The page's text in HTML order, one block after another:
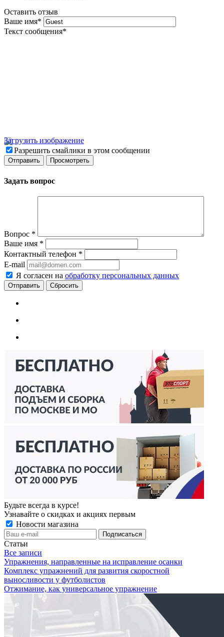
Оставить отзыв
Ваше имя*
Текст сообщения*
Загрузить изображение
Разрешить смайлики в этом сообщении
Задать вопрос
Вопрос *
Ваше имя *
Контактный телефон *
E-mail
Я согласен на обработку персональных данных
Сбросить
Будьте всегда в курсе!
Узнавайте о скидках и акциях первым
Новости магазина
Статьи
Все записи
Упражнения, направленные на исправление осанки
Комплекс упражнений для развития скоростной
выносливости у футболистов
Отжимание, как универсальное упражнение